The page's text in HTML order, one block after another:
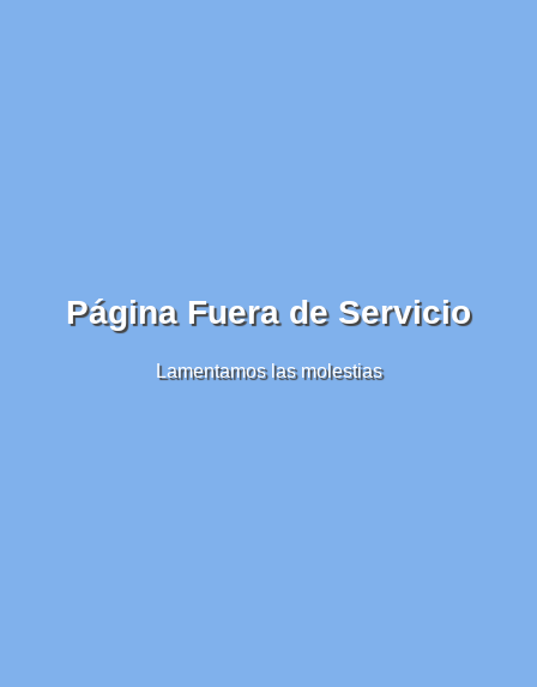
Página Fuera de Servicio
Lamentamos las molestias